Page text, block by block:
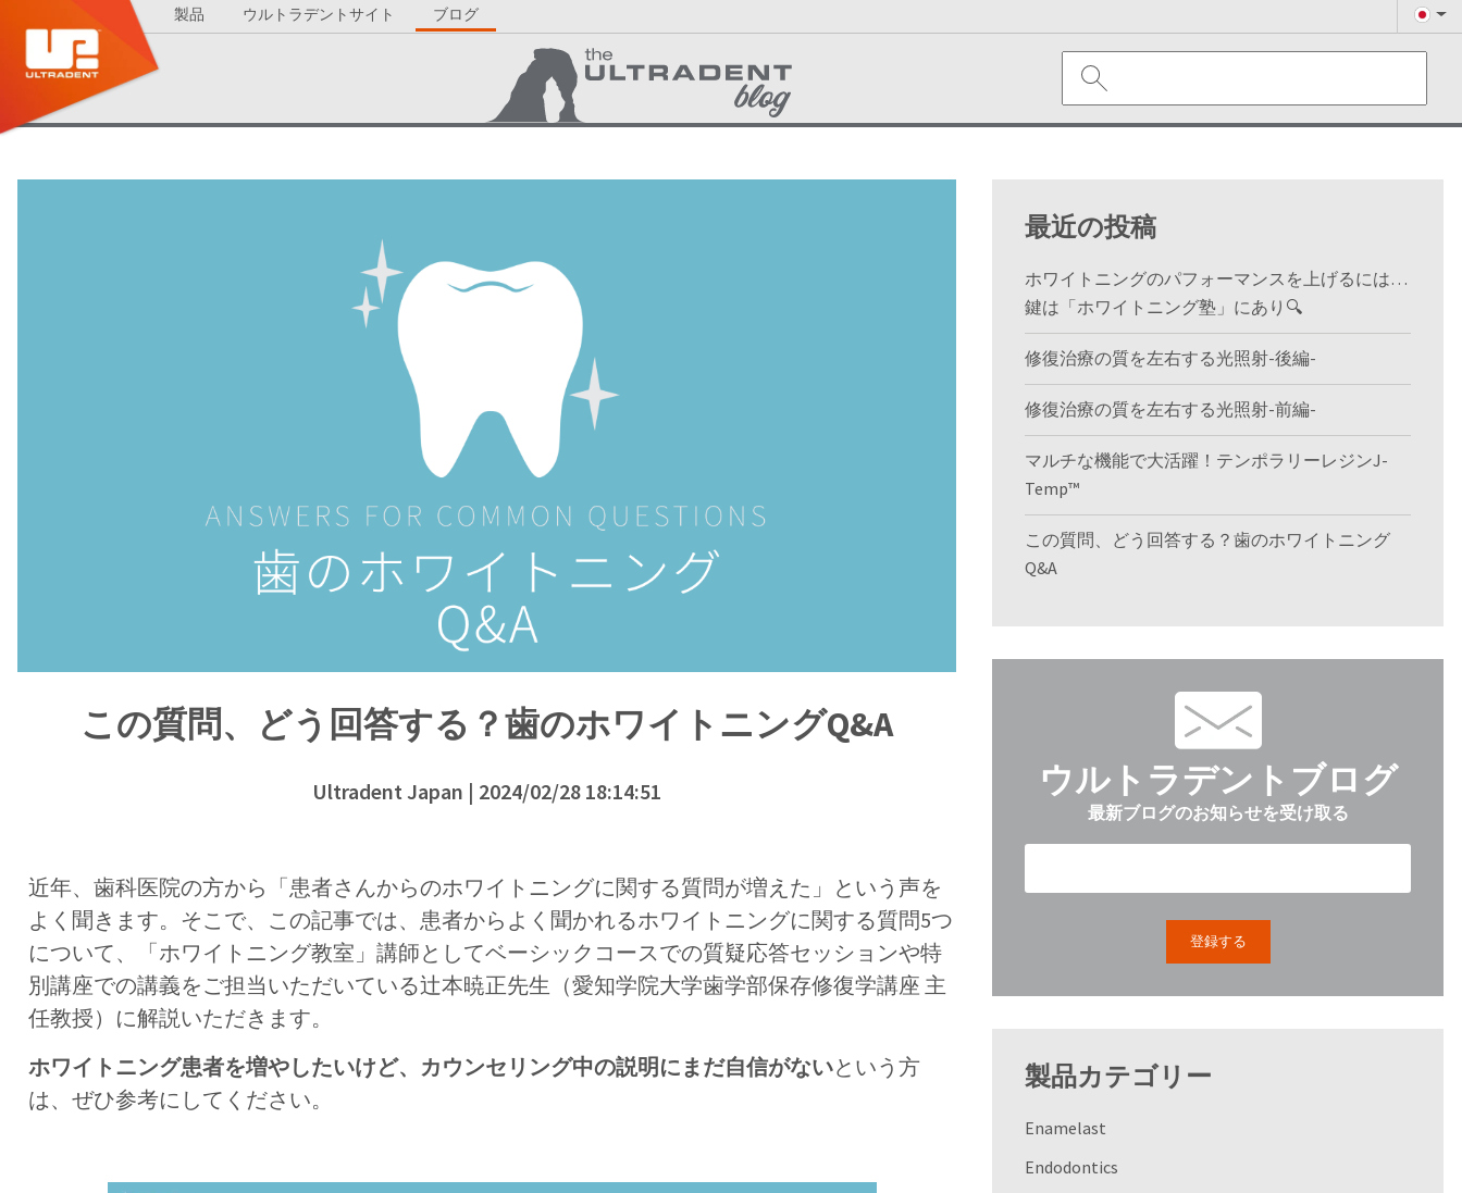
製品 ウルトラデントサイト ブログ
この質問、どう回答する？歯のホワイトニングQ&A
Ultradent Japan | 2024/02/28 18:14:51
近年、歯科医院の方から「患者さんからのホワイトニングに関する質問が増えた」という声を
よく聞きます。そこで、この記事では、患者からよく聞かれるホワイトニングに関する質問5つ
について、「ホワイトニング教室」講師としてベーシックコースでの質疑応答セッションや特
別講座での講義をご担当いただいている辻本暁正先生（愛知学院大学歯学部保存修復学講座 主
任教授）に解説いただきます。
ホワイトニング患者を増やしたいけど、カウンセリング中の説明にまだ自信がないという方
は、ぜひ参考にしてください。
最近の投稿
ホワイトニングのパフォーマンスを上げるには…
鍵は「ホワイトニング塾」にあり🔍
修復治療の質を左右する光照射-後編-
修復治療の質を左右する光照射-前編-
マルチな機能で大活躍！テンポラリーレジンJ-
Temp™
この質問、どう回答する？歯のホワイトニング
Q&A
ウルトラデントブログ
最新ブログのお知らせを受け取る
製品カテゴリー
Enamelast
Endodontics